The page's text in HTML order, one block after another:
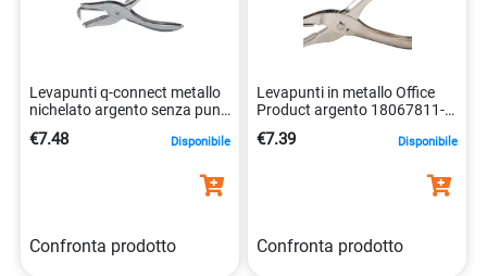
Levapunti q-connect metallo
nichelato argento senza punti
€7.48 Disponibile
Confronta prodotto
Levapunti in metallo Office
Product argento 18067811-
€7.39 Disponibile
Confronta prodotto